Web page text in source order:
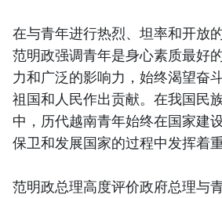
在与青年进行热烈、坦率和开放
范明政强调青年是身心素质最好
力和广泛的影响力，始终渴望奋
祖国和人民作出贡献。在我国民
中，历代越南青年始终在国家建
保卫和发展国家的过程中发挥着重
范明政总理高度评价政府总理与